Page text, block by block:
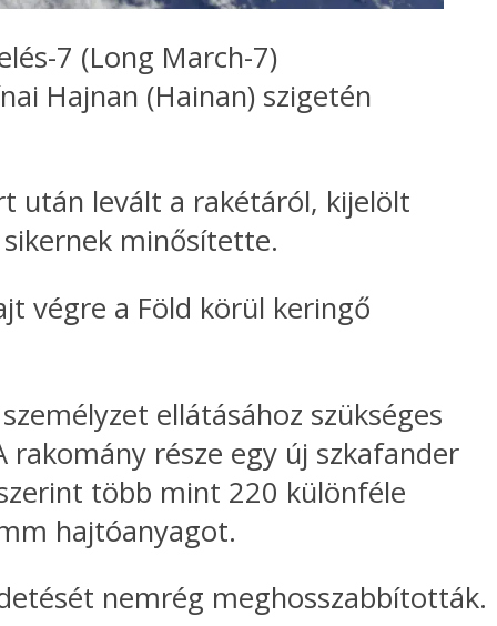
7 (Long March-7)
Hajnan (Hainan) szigetén
után levált a rakétáról, kijelölt
minősítette.
végre a Föld körül keringő
ellátásához szükséges
része egy új szkafander
több mint 220 különféle
hajtóanyagot.
nemrég meghosszabbították.